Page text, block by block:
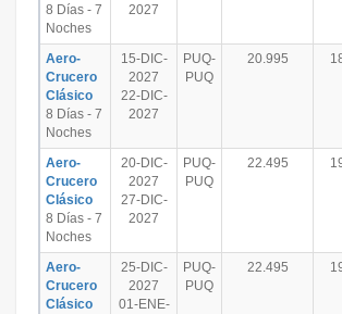
8 Días - 7
Noches
2027
Aero-
Crucero
Clásico
8 Días - 7
Noches
15-DIC-
2027
22-DIC-
2027
PUQ-
PUQ
20.995
Aero-
Crucero
Clásico
8 Días - 7
Noches
20-DIC-
2027
27-DIC-
2027
PUQ-
PUQ
22.495
Aero-
Crucero
Clásico
25-DIC-
2027
01-ENE-
PUQ-
PUQ
22.495